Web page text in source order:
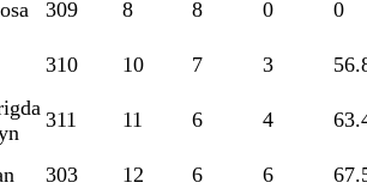
309 8 8 0
0
310 10 7 3
311 11 6 4
303 12 6 6